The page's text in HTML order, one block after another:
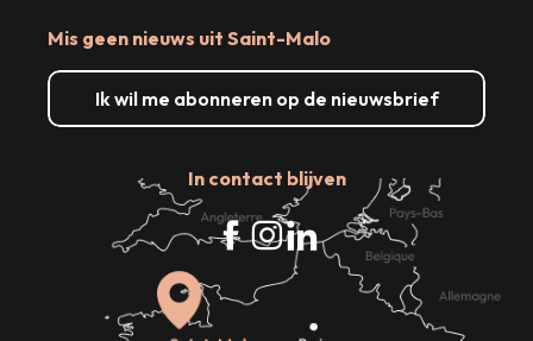
Mis geen nieuws uit Saint-Malo
Ik wil me abonneren op de nieuwsbrief
In contact blijven